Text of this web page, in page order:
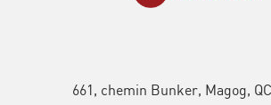
661, chemin Bunker, Magog,